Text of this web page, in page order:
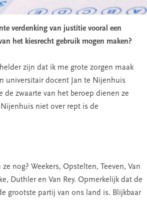
verdenking van justitie vooral een
het kiesrecht gebruik mogen maken?
zijn dat ik me grote zorgen maak
universitair docent Jan te Nijenhuis
zwaarte van het beroep dienen ze
niet over rept is de
nog? Weekers, Opstelten, Teeven, Van
Duthler en Van Rey. Opmerkelijk dat de
grootste partij van ons land is. Blijkbaar